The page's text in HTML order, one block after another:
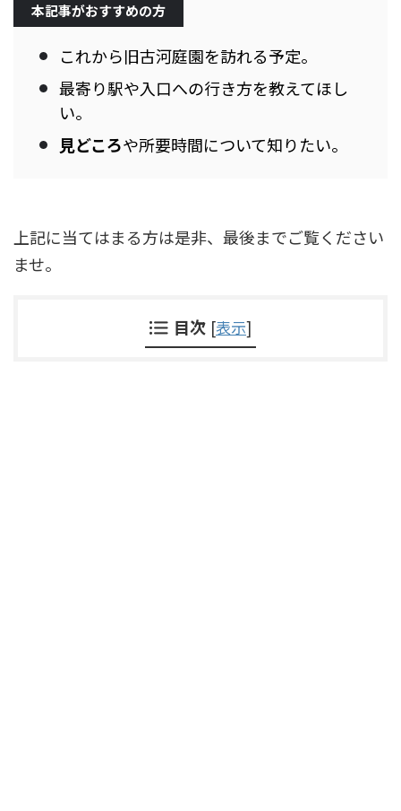
本記事がおすすめの方
これから旧古河庭園を訪れる予定。
最寄り駅や入口への行き方を教えてほし
い。
見どころや所要時間について知りたい。
上記に当てはまる方は是非、最後までご覧ください
ませ。
目次 [表示]